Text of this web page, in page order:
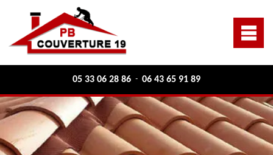
05 33 06 28 86 - 06 43 65 91 89